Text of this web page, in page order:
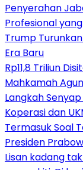
Penyerahan
Profesional
Trump
Era Baru
Rp11,8 Triliun
Mahkamah
Langkah
Koperasi dan
Termasuk Soal
Presiden
Lisan kadang